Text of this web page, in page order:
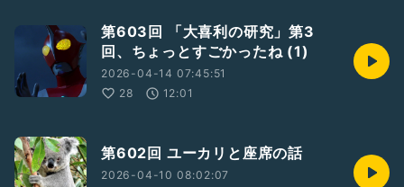
第603回 「大喜利の研究」第3
回、ちょっとすごかったね (1)
2026-04-14 07:45:51
28
12:01
第602回 ユーカリと座席の話
2026-04-10 08:02:07